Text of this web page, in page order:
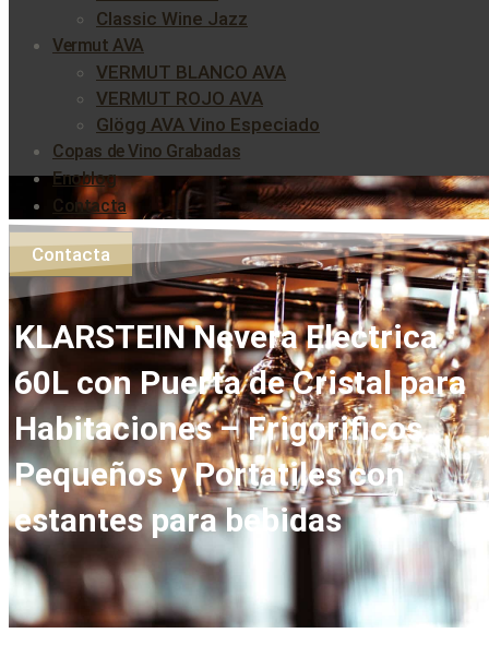
Classic Wine Jazz
Vermut AVA
VERMUT BLANCO AVA
VERMUT ROJO AVA
Glögg AVA Vino Especiado
Copas de Vino Grabadas
Enoblog
Contacta
Contacta
KLARSTEIN Nevera Electrica
60L con Puerta de Cristal para
Habitaciones – Frigorificos
Pequeños y Portatiles con
estantes para bebidas